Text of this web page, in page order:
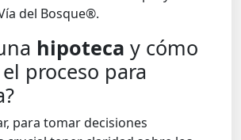
del Bosque®.
hipoteca y cómo
proceso para
para tomar decisiones